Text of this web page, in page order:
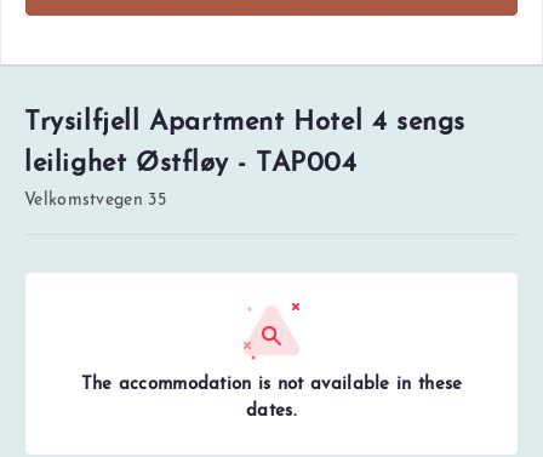
Trysilfjell Apartment Hotel 4 sengs
leilighet Østfløy - TAP004
Velkomstvegen 35
The accommodation is not available in these
dates.